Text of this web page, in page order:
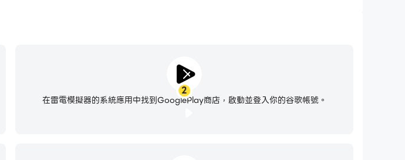
2
在雷電模擬器的系統應用中找到GooglePlay商店，啟動並登入你的谷歌帳號。